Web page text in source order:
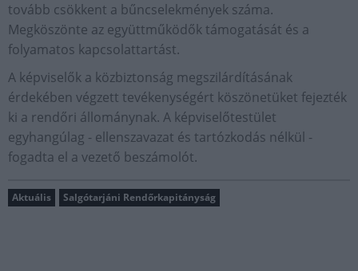
tovább csökkent a bűncselekmények száma.
Megköszönte az együttműködők támogatását és a
folyamatos kapcsolattartást.
A képviselők a közbiztonság megszilárdításának
érdekében végzett tevékenységért köszönetüket fejezték
ki a rendőri állománynak. A képviselőtestület
egyhangúlag - ellenszavazat és tartózkodás nélkül -
fogadta el a vezető beszámolót.
Aktuális Salgótarjáni Rendőrkapitányság